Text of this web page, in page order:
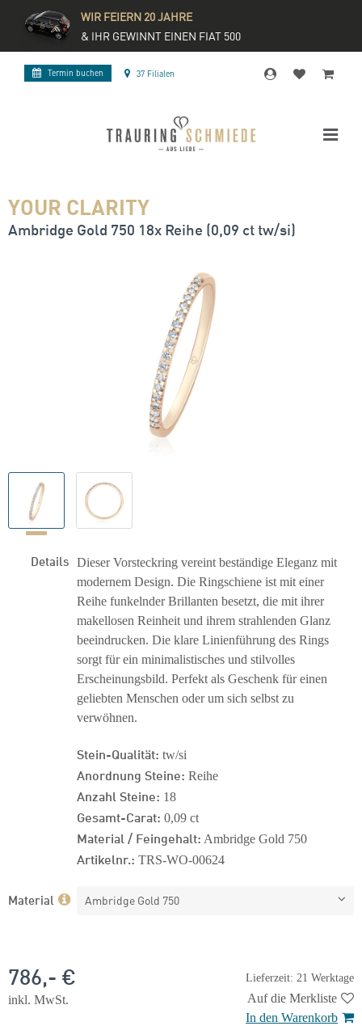
WIR FEIERN 20 JAHRE
& IHR GEWINNT EINEN FIAT 500
Termin buchen 37 Filialen
YOUR CLARITY
Ambridge Gold 750 18x Reihe (0,09 ct tw/si)
Details Dieser Vorsteckring vereint beständige Eleganz mit
modernem Design. Die Ringschiene ist mit einer
Reihe funkelnder Brillanten besetzt, die mit ihrer
makellosen Reinheit und ihrem strahlenden Glanz
beeindrucken. Die klare Linienführung des Rings
sorgt für ein minimalistisches und stilvolles
Erscheinungsbild. Perfekt als Geschenk für einen
geliebten Menschen oder um sich selbst zu
verwöhnen.
Stein-Qualität: tw/si
Anordnung Steine: Reihe
Anzahl Steine: 18
Gesamt-Carat: 0,09 ct
Material / Feingehalt: Ambridge Gold 750
Artikelnr.: TRS-WO-00624
Material Ambridge Gold 750
Lieferzeit: 21 Werktage
786,- €
inkl. MwSt.
Auf die Merkliste
In den Warenkorb